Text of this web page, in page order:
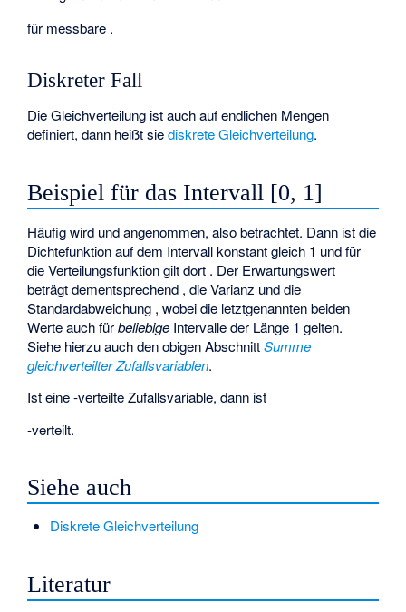
für messbare .
Diskreter Fall
Die Gleichverteilung ist auch auf endlichen Mengen
definiert, dann heißt siediskrete Gleichverteilung.
Beispiel für das Intervall [0, 1]
Häufig wird undangenommen, alsobetrachtet. Dann ist die
Dichtefunktionauf dem Intervallkonstant gleich 1 und für
die Verteilungsfunktion gilt dort . Der Erwartungswert
beträgt dementsprechend , die Varianz und die
Standardabweichung , wobei die letztgenannten beiden
Werte auch fürbeliebige Intervalleder Länge 1 gelten.
Siehe hierzu auch den obigen AbschnittSumme
gleichverteilter Zufallsvariablen.
Isteine-verteilte Zufallsvariable, dann ist
-verteilt.
Siehe auch
Diskrete Gleichverteilung
Literatur